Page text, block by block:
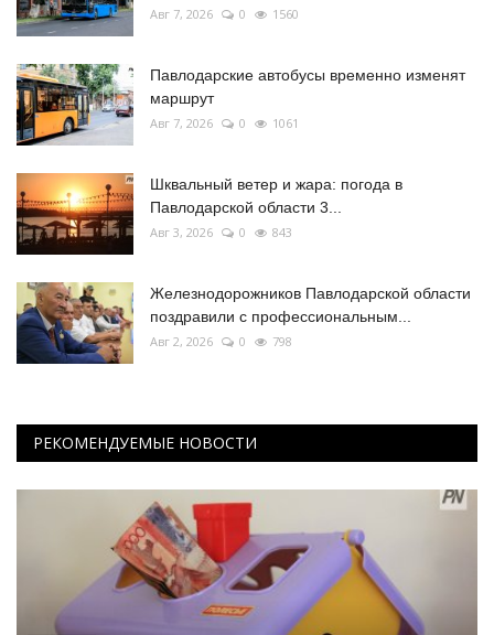
Авг 7, 2026 0 1560
Павлодарские автобусы временно изменят
маршрут
Авг 7, 2026 0 1061
Шквальный ветер и жара: погода в
Павлодарской области 3...
Авг 3, 2026 0 843
Железнодорожников Павлодарской области
поздравили с профессиональным...
Авг 2, 2026 0 798
РЕКОМЕНДУЕМЫЕ НОВОСТИ